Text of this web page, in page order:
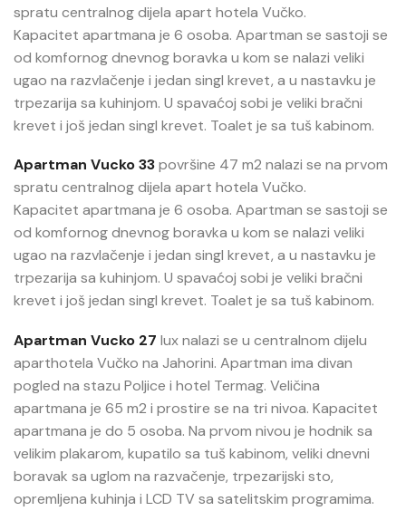
spratu centralnog dijela apart hotela Vučko.
Kapacitet apartmana je 6 osoba. Apartman se sastoji se
od komfornog dnevnog boravka u kom se nalazi veliki
ugao na razvlačenje i jedan singl krevet, a u nastavku je
trpezarija sa kuhinjom. U spavaćoj sobi je veliki bračni
krevet i još jedan singl krevet. Toalet je sa tuš kabinom.
Apartman Vucko 33površine 47 m2 nalazi se na prvom
spratu centralnog dijela apart hotela Vučko.
Kapacitet apartmana je 6 osoba. Apartman se sastoji se
od komfornog dnevnog boravka u kom se nalazi veliki
ugao na razvlačenje i jedan singl krevet, a u nastavku je
trpezarija sa kuhinjom. U spavaćoj sobi je veliki bračni
krevet i još jedan singl krevet. Toalet je sa tuš kabinom.
Apartman Vucko 27 lux nalazi se u centralnom dijelu
aparthotela Vučko na Jahorini. Apartman ima divan
pogled na stazu Poljice i hotel Termag. Veličina
apartmana je 65 m2 i prostire se na tri nivoa. Kapacitet
apartmana je do 5 osoba. Na prvom nivou je hodnik sa
velikim plakarom, kupatilo sa tuš kabinom, veliki dnevni
boravak sa uglom na razvačenje, trpezarijski sto,
opremljena kuhinja i LCD TV sa satelitskim programima.